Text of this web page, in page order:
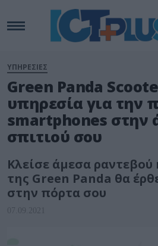
ΥΠΗΡΕΣΙΕΣ
Green Panda
υπηρεσία για την
smartphones στην
σπιτιού σου
Κλείσε άμεσα ραντεβού
της Green Panda θα
στην πόρτα σου
07.09.2021